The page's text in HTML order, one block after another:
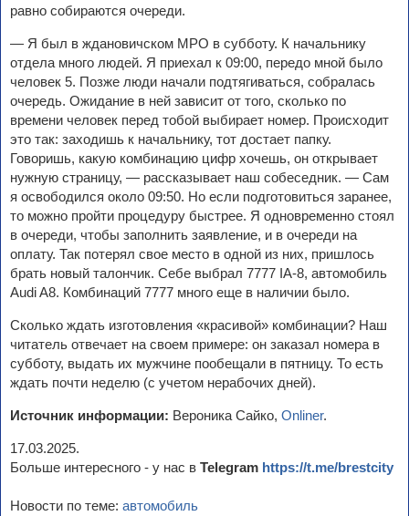
равно собираются очереди.
— Я был в ждановичском МРО в субботу. К начальнику
отдела много людей. Я приехал к 09:00, передо мной было
человек 5. Позже люди начали подтягиваться, собралась
очередь. Ожидание в ней зависит от того, сколько по
времени человек перед тобой выбирает номер. Происходит
это так: заходишь к начальнику, тот достает папку.
Говоришь, какую комбинацию цифр хочешь, он открывает
нужную страницу, — рассказывает наш собеседник. — Сам
я освободился около 09:50. Но если подготовиться заранее,
то можно пройти процедуру быстрее. Я одновременно стоял
в очереди, чтобы заполнить заявление, и в очереди на
оплату. Так потерял свое место в одной из них, пришлось
брать новый талончик. Себе выбрал 7777 IA-8, автомобиль
Audi A8. Комбинаций 7777 много еще в наличии было.
Сколько ждать изготовления «‎красивой»‎ комбинации? Наш
читатель отвечает на своем примере: он заказал номера в
субботу, выдать их мужчине пообещали в пятницу. То есть
ждать почти неделю (с учетом нерабочих дней).
Источник информации: Вероника Сайко, Onliner.
17.03.2025.
Больше интересного - у нас в Telegram https://t.me/brestcity
Новости по теме: автомобиль